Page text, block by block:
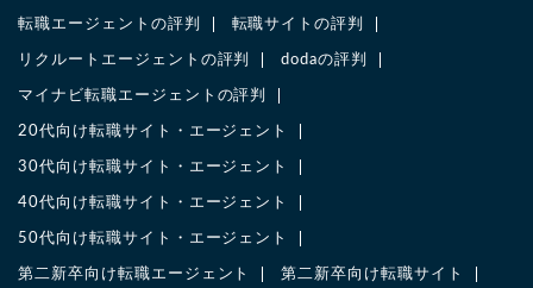
転職エージェントの評判 転職サイトの評判
リクルートエージェントの評判 dodaの評判
マイナビ転職エージェントの評判
20代向け転職サイト・エージェント
30代向け転職サイト・エージェント
40代向け転職サイト・エージェント
50代向け転職サイト・エージェント
第二新卒向け転職エージェント 第二新卒向け転職サイト